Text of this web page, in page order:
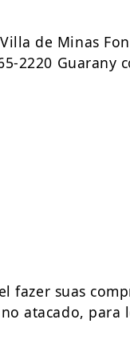
Villa de Minas
2220 Guarany
fazer suas
atacado, para